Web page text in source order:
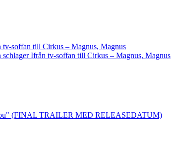
tv-soffan till Cirkus – Magnus, Magnus
schlager Ifrån tv-soffan till Cirkus – Magnus, Magnus
(FINAL TRAILER MED RELEASEDATUM)